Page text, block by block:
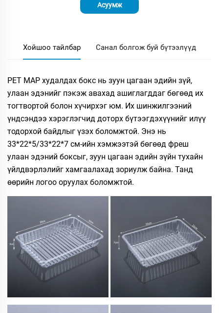
Асуумж
Хойшоо тайлбар Санал болгож буй бүтээлүүд
PET MAP худалдах бокс нь зуун цагаан эдийн зүй,
улаан эдэнийг пэкэж авахад ашиглагддаг бөгөөд их
тогтвортой болон хүчирхэг юм. Их шинжилгээний
үндсэндээ хэрэглэгчид доторх бүтээгдэхүүнийг илүү
тодорхой байдлыг үзэх боломжтой. Энэ нь
33*22*5/33*22*7 см-ийн хэмжээтэй бөгөөд фреш
улаан эдэний боксыг, зуун цагаан эдийн зүйн тухайн
үйлдвэрлэлийг хамгаалахад зориулж байна. Танд
өөрийн логоо оруулах боломжтой.